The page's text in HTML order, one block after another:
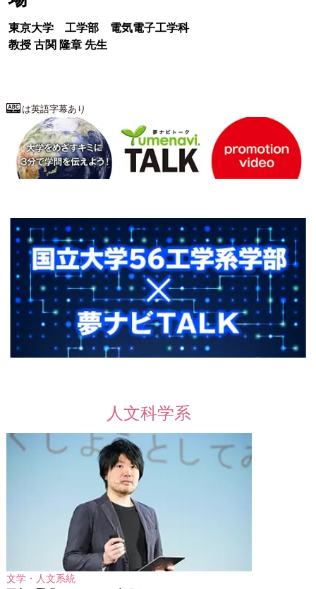
東京大学 工学部
電気電子工学科
教授 古関 隆章 先生
は英語字幕あり
人文科学系
文学・人文系統